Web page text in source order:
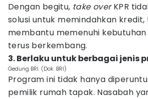
Dengan begitu, take overKPR
solusi untuk memindahkan
membantu memenuhi
terus berkembang.
3. Berlaku untuk berbagai jenis
Gedung BRI. (Dok. BRI)
Program ini tidak hanya
pemilik rumah tapak. Nasabah